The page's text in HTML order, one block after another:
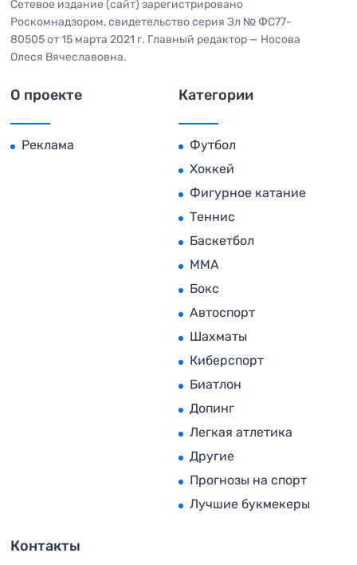
Сетевое издание (сайт) зарегистрировано
Роскомнадзором, свидетельство серия Эл № ФС77-
80505 от 15 марта 2021 г. Главный редактор — Носова
Олеся Вячеславовна.
О проекте
Реклама
Категории
Футбол
Хоккей
Фигурное катание
Теннис
Баскетбол
MMA
Бокс
Автоспорт
Шахматы
Киберспорт
Биатлон
Допинг
Легкая атлетика
Другие
Прогнозы на спорт
Лучшие букмекеры
Контакты